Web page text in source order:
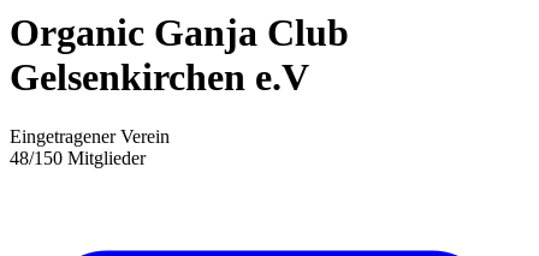
Organic Ganja Club
Gelsenkirchen e.V
Eingetragener Verein
48/150 Mitglieder